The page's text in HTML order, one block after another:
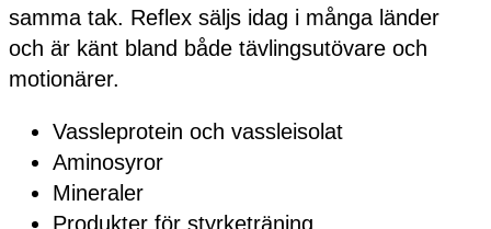
samma tak. Reflex säljs idag i många länder
och är känt bland både tävlingsutövare och
motionärer.
Vassleprotein och vassleisolat
Aminosyror
Mineraler
Produkter för styrketräning